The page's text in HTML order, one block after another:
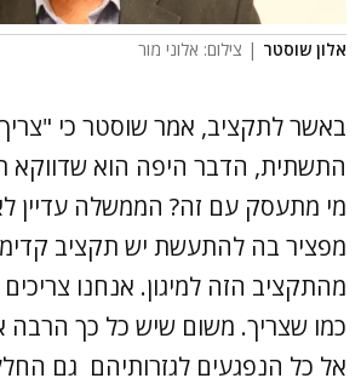
אלון שוסטר | צילום: אלוני מור
באשר לתקציב, אמר שוסטר כי
התשתית, הדבר היפה הוא שדווקא
מי מתעסק עם זה? הממשלה עדיין
מפציר בה להתעשת יש תקציב
מהתקציב הזה למיגון. אנחנו
כמו שצריך. משום שיש כל כך הרבה
אל כל הנפגעים לגזרותיהם גם